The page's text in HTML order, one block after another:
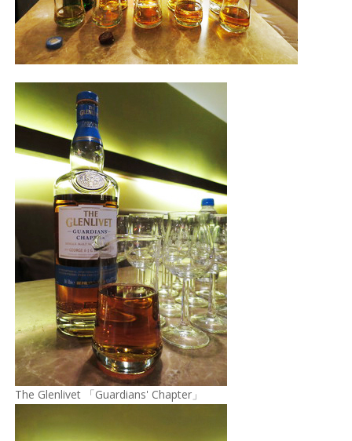
創意出版服務
歷史區
關於Yilan
個人著作
活動實況記錄
媒體報導一覽
合作與代言
訂閱電子報
The Glenlivet 「Guardians' Chapter」